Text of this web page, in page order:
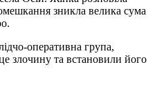
зникла велика сума
оперативна група,
злочину та встановили його